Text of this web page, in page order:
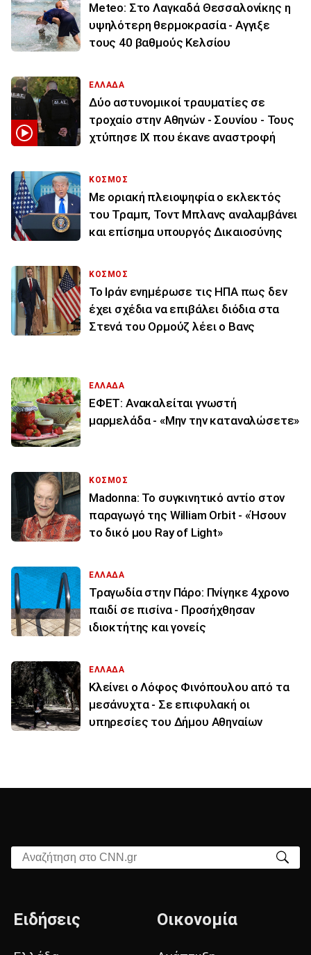
Meteo: Στο Λαγκαδά Θεσσαλονίκης η
υψηλότερη θερμοκρασία - Αγγιξε
τους 40 βαθμούς Κελσίου
ΕΛΛΑΔΑ
Δύο αστυνομικοί τραυματίες σε
τροχαίο στην Αθηνών - Σουνίου - Τους
χτύπησε ΙΧ που έκανε αναστροφή
ΚΟΣΜΟΣ
Με οριακή πλειοψηφία ο εκλεκτός
του Τραμπ, Τοντ Μπλανς αναλαμβάνει
και επίσημα υπουργός Δικαιοσύνης
ΚΟΣΜΟΣ
To Ιράν ενημέρωσε τις ΗΠΑ πως δεν
έχει σχέδια να επιβάλει διόδια στα
Στενά του Ορμούζ λέει ο Βανς
ΕΛΛΑΔΑ
ΕΦΕΤ: Ανακαλείται γνωστή
μαρμελάδα - «Μην την καταναλώσετε»
ΚΟΣΜΟΣ
Madonna: Το συγκινητικό αντίο στον
παραγωγό της William Orbit - «Ήσουν
το δικό μου Ray of Light»
ΕΛΛΑΔΑ
Τραγωδία στην Πάρο: Πνίγηκε 4χρονο
παιδί σε πισίνα - Προσήχθησαν
ιδιοκτήτης και γονείς
ΕΛΛΑΔΑ
Κλείνει ο Λόφος Φινόπουλου από τα
μεσάνυχτα - Σε επιφυλακή οι
υπηρεσίες του Δήμου Αθηναίων
Αναζήτηση στο CNN.gr
Ειδήσεις Οικονομία